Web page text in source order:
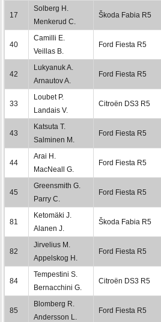
17
Solberg H.
Menkerud C.
Škoda Fabia R5
40
Camilli E.
Veillas B.
Ford Fiesta R5
42
Lukyanuk A.
Arnautov A.
Ford Fiesta R5
33
Loubet P.
Landais V.
Citroën DS3 R5
43
Katsuta T.
Salminen M.
Ford Fiesta R5
44
Arai H.
MacNeall G.
Ford Fiesta R5
45
Greensmith G.
Parry C.
Ford Fiesta R5
81
Ketomäki J.
Alanen J.
Škoda Fabia R5
82
Jirvelius M.
Appelskog H.
Ford Fiesta R5
84
Tempestini S.
Bernacchini G.
Citroën DS3 R5
85
Blomberg R.
Andersson L.
Ford Fiesta R5